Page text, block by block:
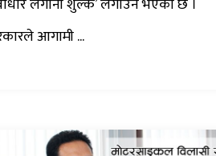
लगानी शुल्क’ लगाउने भएको छ ।
आगामी ...